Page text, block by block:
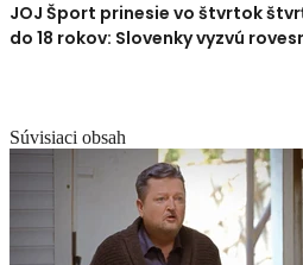
JOJ Šport prinesie vo štvrtok
do 18 rokov: Slovenky vyzvú
Súvisiaci obsah